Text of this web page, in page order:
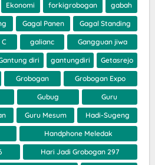
Ekonomi forkigrobogan gabah
Gagal Panen Gagal Standing
C galianc Gangguan jiwa
diri gantungdiri Getasrejo
Grobogan Grobogan Expo
Gubug Guru
Guru Mesum Hadi-Sugeng
Handphone Meledak
Hari Jadi Grobogan 297